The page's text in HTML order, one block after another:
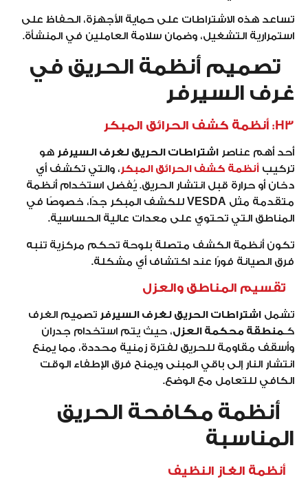
تساعد هذه الاشتراطات على حماية الأجهزة، الحفاظ على
استمرارية التشغيل، وضمان سلامة العاملين في المنشأة.
تصميم أنظمة الحريق في
غرف السيرفر
H3: أنظمة كشف الحرائق المبكر
أحد أهم عناصر اشتراطات الحريق لغرف السيرفر هو
تركيب أنظمة كشف الحرائق المبكر، والتي تكشف أي
دخان أو حرارة قبل انتشار الحريق. يُفضل استخدام أنظمة
متقدمة مثل VESDA للكشف المبكر جدًا، خصوصًا في
المناطق التي تحتوي على معدات عالية الحساسية.
تكون أنظمة الكشف متصلة بلوحة تحكم مركزية تنبه
فرق الصيانة فورًا عند اكتشاف أي مشكلة.
تقسيم المناطق والعزل
تشمل اشتراطات الحريق لغرف السيرفر تصميم الغرف
كـمنطقة محكمة العزل، حيث يتم استخدام جدران
وأسقف مقاومة للحريق لفترة زمنية محددة، مما يمنع
انتشار النار إلى باقي المبنى ويمنح فرق الإطفاء الوقت
الكافي للتعامل مع الوضع.
أنظمة مكافحة الحريق
المناسبة
أنظمة الغاز النظيف